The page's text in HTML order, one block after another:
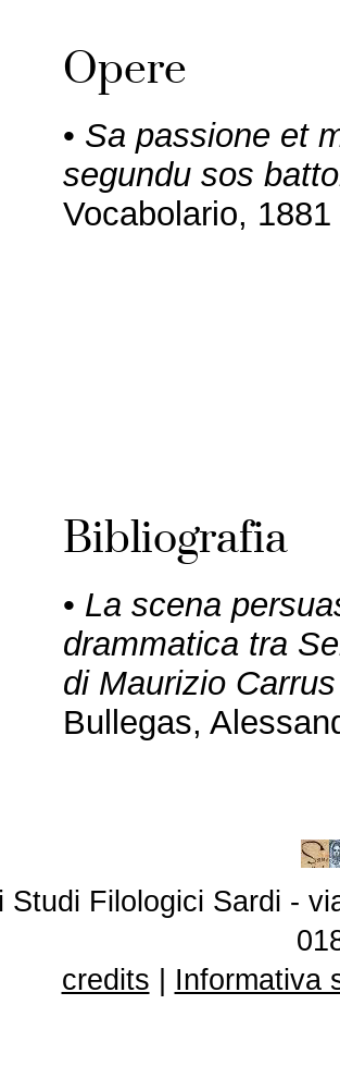
Opere
• Sa passione et
segundu sos
Vocabolario, 1881
Bibliografia
• La scena
drammatica tra
di Maurizio
Bullegas,
Studi Filologici Sardi -
credits
Informativa